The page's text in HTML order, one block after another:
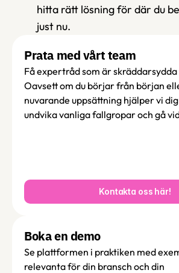
hitta rätt lösning för där du
just nu.
Prata med vårt team
Få expertråd som är skräddarsydda
Oavsett om du börjar från början
nuvarande uppsättning hjälper vi dig
undvika vanliga fallgropar och gå
Kontakta oss här!
Boka en demo
Se plattformen i praktiken med
relevanta för din bransch och din